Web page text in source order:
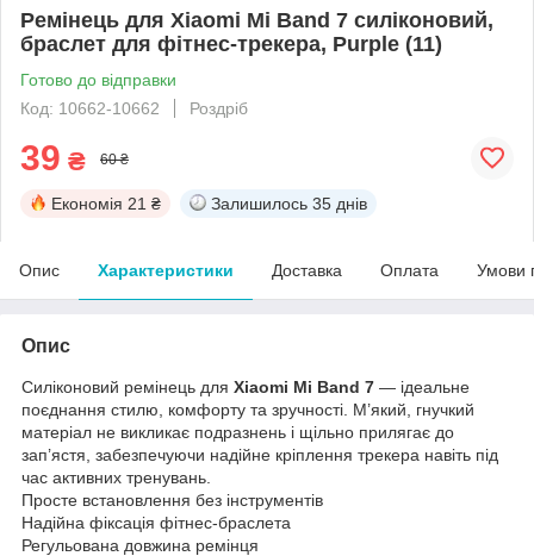
Ремінець для Xiaomi Mi Band 7 силіконовий,
браслет для фітнес-трекера, Purple (11)
Готово до відправки
Код: 10662-10662
Роздріб
39 ₴ 60 ₴
Економія 21 ₴ Залишилось 35 днів
Опис Характеристики Доставка Оплата Умови
Опис
Силіконовий ремінець для Xiaomi Mi Band 7 — ідеальне
поєднання стилю, комфорту та зручності. М’який, гнучкий
матеріал не викликає подразнень і щільно прилягає до
зап’ястя, забезпечуючи надійне кріплення трекера навіть під
час активних тренувань.
Просте встановлення без інструментів
Надійна фіксація фітнес-браслета
Регульована довжина ремінця